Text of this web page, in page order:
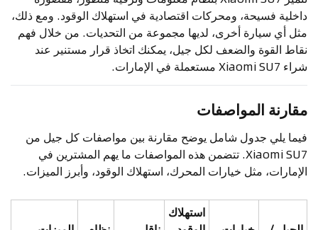
داخلية فسيحة، ومحركات اقتصادية في استهلاك الوقود. ومع ذلك،
مثل أي سيارة أخرى، لديها مجموعة من التحديات. من خلال فهم
نقاط القوة والضعف لكل جيل، يمكنك اتخاذ قرار مستنير عند
شراء Xiaomi SU7 مستعملة في الإمارات.
مقارنة المواصفات
فيما يلي جدول شامل يوضح مقارنة بين مواصفات كل جيل من
Xiaomi SU7. تتضمن هذه المواصفات ما يهم المشترين في
الإمارات، مثل خيارات المحرك، استهلاك الوقود، وأبرز الميزات.
استهلاك